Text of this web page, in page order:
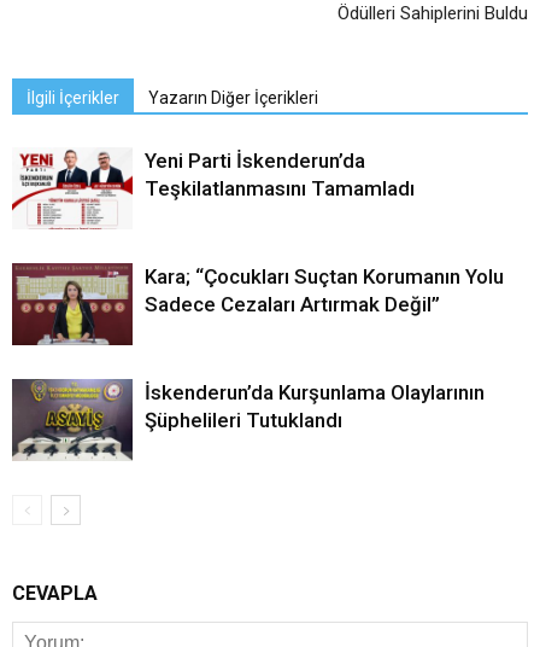
Ödülleri Sahiplerini Buldu
İlgili İçerikler Yazarın Diğer İçerikleri
Yeni Parti İskenderun’da
Teşkilatlanmasını Tamamladı
Kara; “Çocukları Suçtan Korumanın Yolu
Sadece Cezaları Artırmak Değil”
İskenderun’da Kurşunlama Olaylarının
Şüphelileri Tutuklandı
CEVAPLA